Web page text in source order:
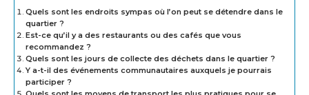
Quels sont les endroits sympas où l’on peut se détendre dans le
quartier ?
Est-ce qu’il y a des restaurants ou des cafés que vous
recommandez ?
Quels sont les jours de collecte des déchets dans le quartier ?
Y a-t-il des événements communautaires auxquels je pourrais
participer ?